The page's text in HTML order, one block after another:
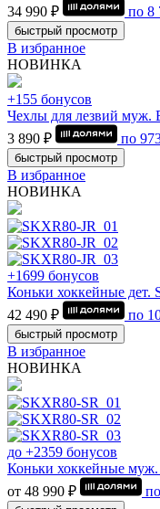
34 990 ₽
по 8
быстрый просмотр
В избранное
НОВИНКА
+155 бонусов
Чехлы для лезвий муж.
3 890 ₽
по
быстрый просмотр
В избранное
НОВИНКА
+1699 бонусов
Коньки хоккейные
42 490 ₽
по
быстрый просмотр
В избранное
НОВИНКА
до +2359 бонусов
Коньки хоккейные
от 48 990 ₽
по